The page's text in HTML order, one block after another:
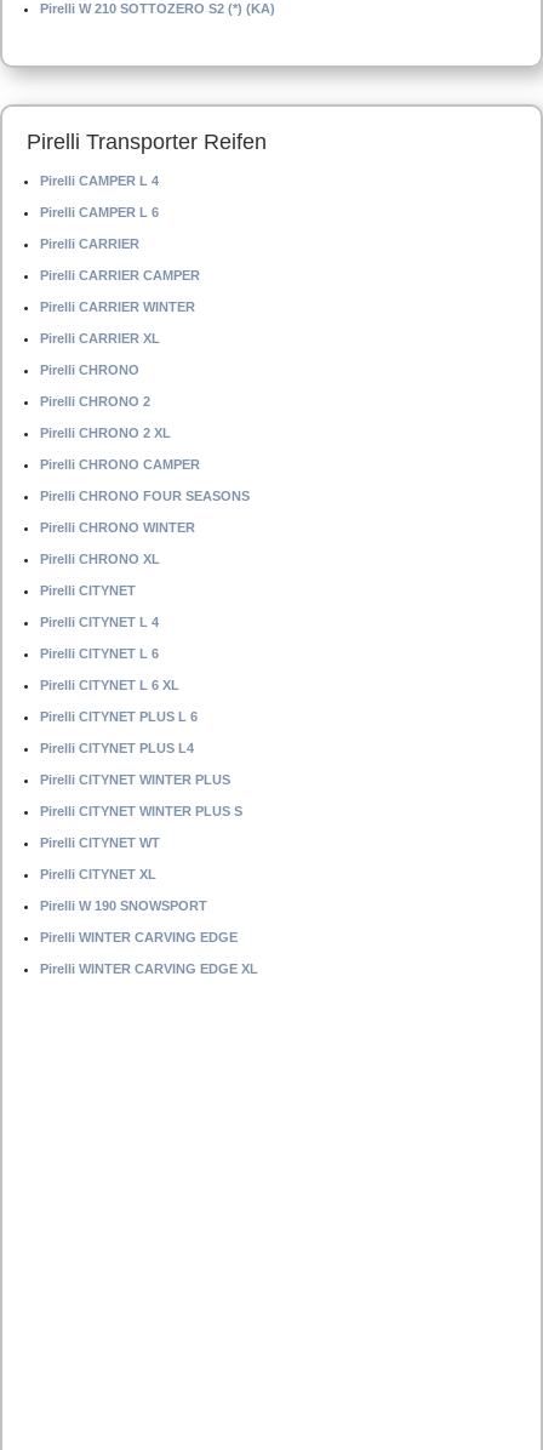
Pirelli W 210 SOTTOZERO S2 (*) (KA)
Pirelli Transporter Reifen
Pirelli CAMPER L 4
Pirelli CAMPER L 6
Pirelli CARRIER
Pirelli CARRIER CAMPER
Pirelli CARRIER WINTER
Pirelli CARRIER XL
Pirelli CHRONO
Pirelli CHRONO 2
Pirelli CHRONO 2 XL
Pirelli CHRONO CAMPER
Pirelli CHRONO FOUR SEASONS
Pirelli CHRONO WINTER
Pirelli CHRONO XL
Pirelli CITYNET
Pirelli CITYNET L 4
Pirelli CITYNET L 6
Pirelli CITYNET L 6 XL
Pirelli CITYNET PLUS L 6
Pirelli CITYNET PLUS L4
Pirelli CITYNET WINTER PLUS
Pirelli CITYNET WINTER PLUS S
Pirelli CITYNET WT
Pirelli CITYNET XL
Pirelli W 190 SNOWSPORT
Pirelli WINTER CARVING EDGE
Pirelli WINTER CARVING EDGE XL